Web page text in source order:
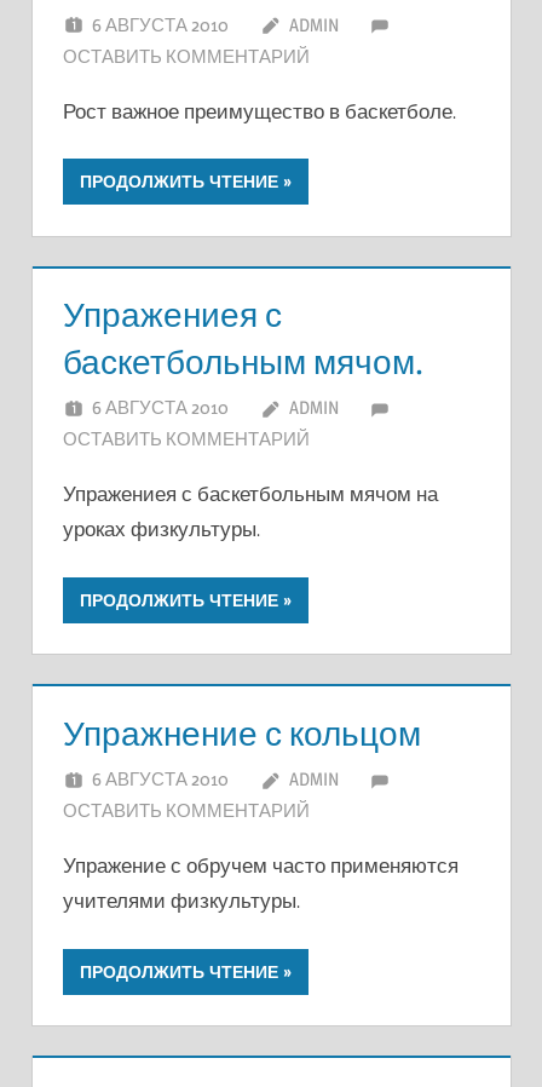
6 АВГУСТА 2010
ADMIN
ОСТАВИТЬ КОММЕНТАРИЙ
Рост важное преимущество в баскетболе.
ПРОДОЛЖИТЬ ЧТЕНИЕ
Упражениея с
баскетбольным мячом.
6 АВГУСТА 2010
ADMIN
ОСТАВИТЬ КОММЕНТАРИЙ
Упражениея с баскетбольным мячом на
уроках физкультуры.
ПРОДОЛЖИТЬ ЧТЕНИЕ
Упражнение с кольцом
6 АВГУСТА 2010
ADMIN
ОСТАВИТЬ КОММЕНТАРИЙ
Упражение с обручем часто применяются
учителями физкультуры.
ПРОДОЛЖИТЬ ЧТЕНИЕ